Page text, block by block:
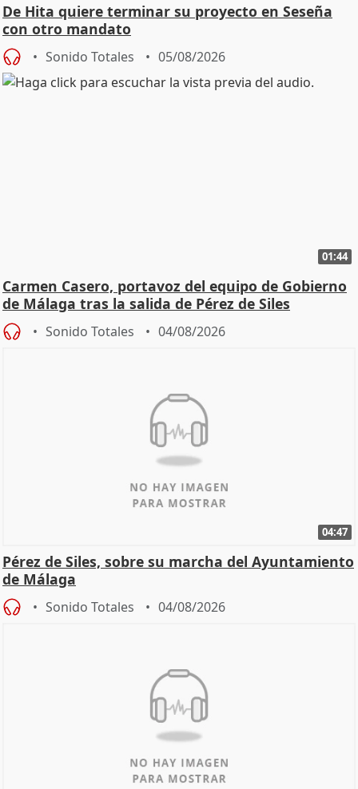
De Hita quiere terminar su proyecto en Seseña
con otro mandato
Sonido Totales 05/08/2026
01:44
Carmen Casero, portavoz del equipo de Gobierno
de Málaga tras la salida de Pérez de Siles
Sonido Totales 04/08/2026
04:47
Pérez de Siles, sobre su marcha del Ayuntamiento
de Málaga
Sonido Totales 04/08/2026